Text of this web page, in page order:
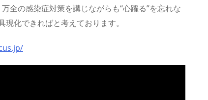
全の感染症対策を講じながらも“心躍る”を忘れな
化できればと考えております。